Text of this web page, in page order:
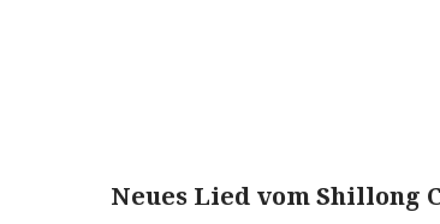
Neues Lied vom Shillong